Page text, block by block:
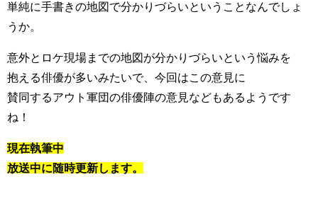
単純に手書きの地図で分かりづらいということなんでしょ
うか。
意外とロケ現場までの地図が分かりづらいという悩みを
抱える俳優が多いみたいで、今回はこの意見に
賛同するアウト軍団の俳優陣の意見などもあるようです
ね！
現在執筆中
放送中に随時更新します。